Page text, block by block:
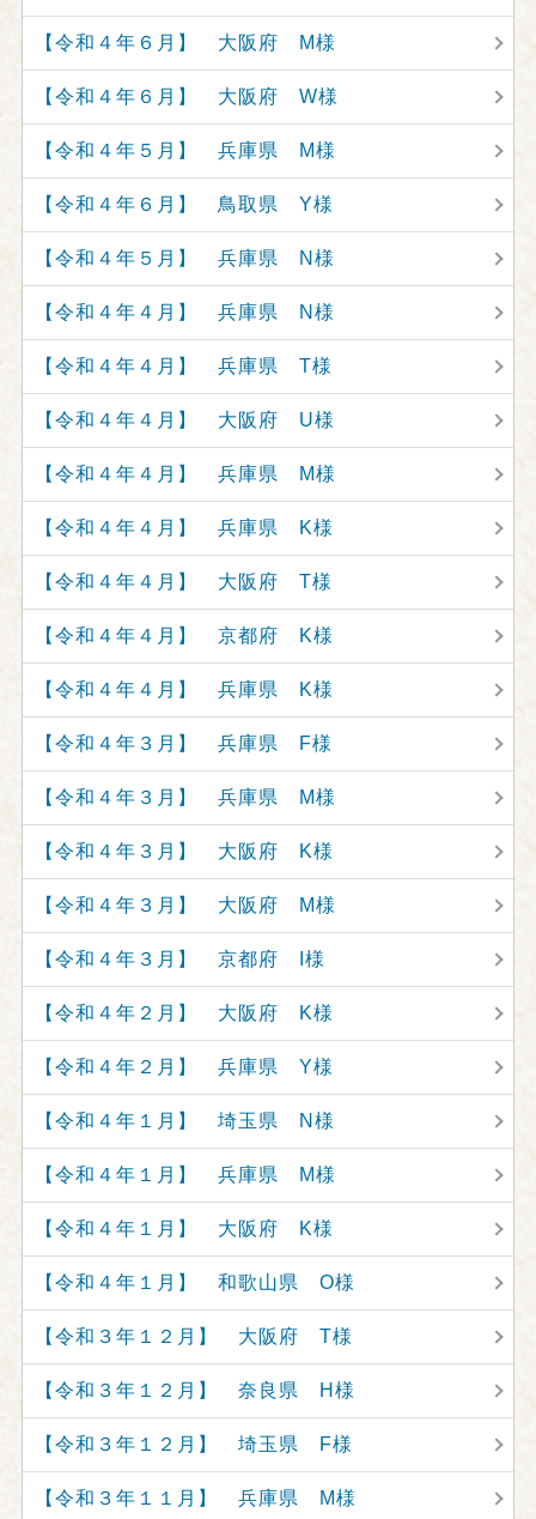
【令和４年６月】 大阪府 M様
【令和４年６月】 大阪府 W様
【令和４年５月】 兵庫県 M様
【令和４年６月】 鳥取県 Y様
【令和４年５月】 兵庫県 N様
【令和４年４月】 兵庫県 N様
【令和４年４月】 兵庫県 T様
【令和４年４月】 大阪府 U様
【令和４年４月】 兵庫県 M様
【令和４年４月】 兵庫県 K様
【令和４年４月】 大阪府 T様
【令和４年４月】 京都府 K様
【令和４年４月】 兵庫県 K様
【令和４年３月】 兵庫県 F様
【令和４年３月】 兵庫県 M様
【令和４年３月】 大阪府 K様
【令和４年３月】 大阪府 M様
【令和４年３月】 京都府 I様
【令和４年２月】 大阪府 K様
【令和４年２月】 兵庫県 Y様
【令和４年１月】 埼玉県 N様
【令和４年１月】 兵庫県 M様
【令和４年１月】 大阪府 K様
【令和４年１月】 和歌山県 O様
【令和３年１２月】 大阪府 T様
【令和３年１２月】 奈良県 H様
【令和３年１２月】 埼玉県 F様
【令和３年１１月】 兵庫県 M様